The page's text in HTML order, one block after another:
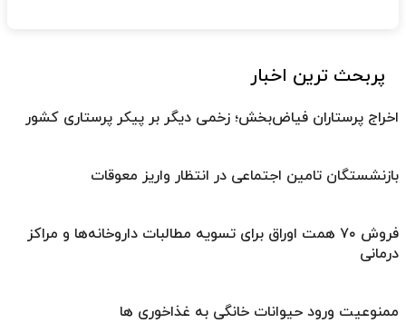
پربحث ترین اخبار
اخراج پرستاران فیاض‌بخش؛ زخمی دیگر بر پیکر پرستاری کشور
بازنشستگان تامین اجتماعی در انتظار واریز معوقات
فروش ۷۰ همت اوراق برای تسویه مطالبات داروخانه‌ها و مراکز
درمانی
ممنوعیت ورود حیوانات خانگی به غذاخوری ها